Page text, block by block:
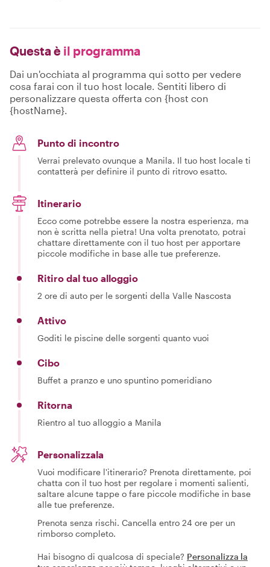
Questa è il programma
Dai un'occhiata al programma qui sotto per vedere
cosa farai con il tuo host locale. Sentiti libero di
personalizzare questa offerta con {host con
{hostName}.
Punto di incontro
Verrai prelevato ovunque a Manila. Il tuo host locale ti
contatterà per definire il punto di ritrovo esatto.
Itinerario
Ecco come potrebbe essere la nostra esperienza, ma
non è scritta nella pietra! Una volta prenotato, potrai
chattare direttamente con il tuo host per apportare
piccole modifiche in base alle tue preferenze.
Ritiro dal tuo alloggio
2 ore di auto per le sorgenti della Valle Nascosta
Attivo
Goditi le piscine delle sorgenti quanto vuoi
Cibo
Buffet a pranzo e uno spuntino pomeridiano
Ritorna
Rientro al tuo alloggio a Manila
Personalizzala
Vuoi modificare l'itinerario? Prenota direttamente, poi
chatta con il tuo host per regolare i momenti salienti,
saltare alcune tappe o fare piccole modifiche in base
alle tue preferenze.
Prenota senza rischi. Cancella entro 24 ore per un
rimborso completo.
Hai bisogno di qualcosa di speciale? Personalizza la